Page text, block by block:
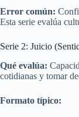
Error común:
Esta serie evalúa
Serie 2: Juicio
Qué evalúa:
cotidianas y tomar
Formato típico: